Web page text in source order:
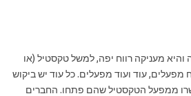
והיא מעניקה רווח יפה, למשל טקסטיל (או
עוד ועוד מפעלים. כל עוד יש ביקוש
ממפעל הטקסטיל שהם פתחו. החברים